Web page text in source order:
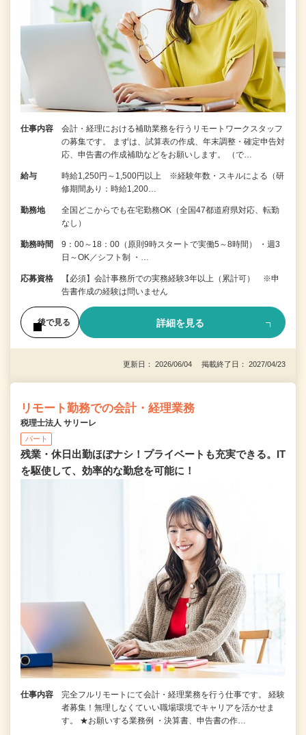
仕事内容
会計・経理における補助業務を行うリモートワークスタッフ
の募集です。 まずは、試算表の作成、年末調整・確定申告対
応、申告書の作成補助などをお願いします。 （で…
給与
時給1,250円～1,500円以上 ※経験年数・スキルによる（研
修期間あり：時給1,200…
勤務地
全国どこからでも在宅勤務OK（全国47都道府県対応、転勤
なし）
勤務時間
9：00～18：00（原則9時スタートで実働5～8時間） ・週3
日～OK／シフト制 ・…
応募資格
【必須】会計事務所での実務経験3年以上（累計可） ※申
告書作成の経験は問いません
後で見る 詳細を見る
更新日： 2026/06/04 掲載終了日： 2027/04/23
リモート勤務での会計・経理業務
税理士法人 サリーレ
パート
残業・休日出勤ほぼナシ！プライベートも充実できる。IT
を駆使して、効率的な勤怠を可能に！
仕事内容
完全フルリモートにて会計・経理業務を行う仕事です。 経験
者募集！無理しなくていい職場環境でキャリアを活かせま
す。 ★お願いする業務例 ・決算書、申告書の作…